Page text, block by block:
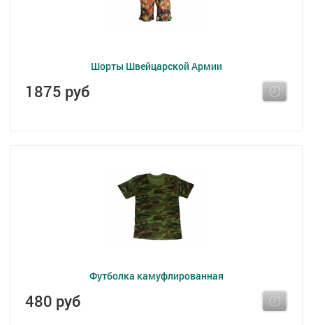
Шорты Швейцарской Армии
1875 руб
Футболка камуфлированная
480 руб